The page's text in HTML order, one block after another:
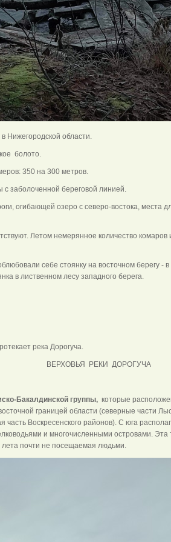
Нижегородской области.
болото.
350 на 300 метров.
заболоченной береговой линией.
огибающей озеро с северо-востока, места
Летом немерянное количество комаров
себе стоянку на восточном берегу -
в лиственном лесу западного берега.
река Дорогуча.
ВЕРХОВЬЯ РЕКИ ДОРОГУЧА
Бакалдинской группы,которые
границей области (северные части
часть Воскресенского районов). С юга
и многочисленными островами. Эта
лета почти не посещаемая людьми.